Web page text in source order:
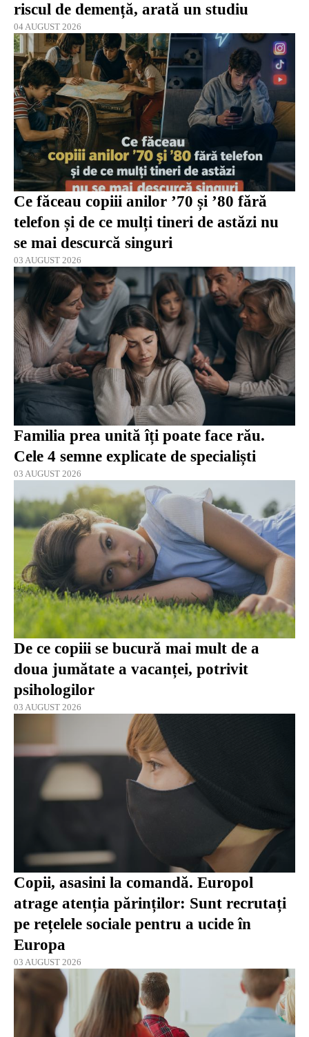
riscul de demență, arată un studiu
04 AUGUST 2026
Ce făceau copiii anilor ’70 și ’80 fără
telefon și de ce mulți tineri de astăzi nu
se mai descurcă singuri
03 AUGUST 2026
Familia prea unită îți poate face rău.
Cele 4 semne explicate de specialiști
03 AUGUST 2026
De ce copiii se bucură mai mult de a
doua jumătate a vacanței, potrivit
psihologilor
03 AUGUST 2026
Copii, asasini la comandă. Europol
atrage atenția părinților: Sunt recrutați
pe rețelele sociale pentru a ucide în
Europa
03 AUGUST 2026